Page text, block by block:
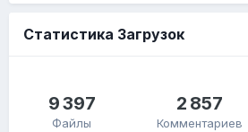
Статистика Загрузок
9 397
Файлы
2 857
Комментариев